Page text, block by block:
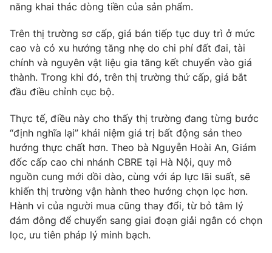
năng khai thác dòng tiền của sản phẩm.
Trên thị trường sơ cấp, giá bán tiếp tục duy trì ở mức
cao và có xu hướng tăng nhẹ do chi phí đất đai, tài
chính và nguyên vật liệu gia tăng kết chuyển vào giá
thành. Trong khi đó, trên thị trường thứ cấp, giá bắt
đầu điều chỉnh cục bộ.
Thực tế, điều này cho thấy thị trường đang từng bước
“định nghĩa lại” khái niệm giá trị bất động sản theo
hướng thực chất hơn. Theo bà Nguyễn Hoài An, Giám
đốc cấp cao chi nhánh CBRE tại Hà Nội, quy mô
nguồn cung mới dồi dào, cùng với áp lực lãi suất, sẽ
khiến thị trường vận hành theo hướng chọn lọc hơn.
Hành vi của người mua cũng thay đổi, từ bỏ tâm lý
đám đông để chuyển sang giai đoạn giải ngân có chọn
lọc, ưu tiên pháp lý minh bạch.